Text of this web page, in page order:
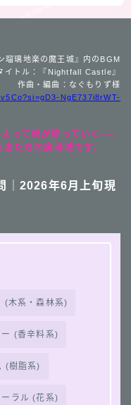
瑠璃地楽の魔王城』内のBGM
イトル：『Nightfall Castle』
作曲・編曲：なぐもりず様
NgE737i8rWT-
って魂が整っていく──
たちの魔導城です。
｜2026年6月上旬現
(木系・森林系)
ー (香辛料系)
(樹脂系)
ーラル (花系)